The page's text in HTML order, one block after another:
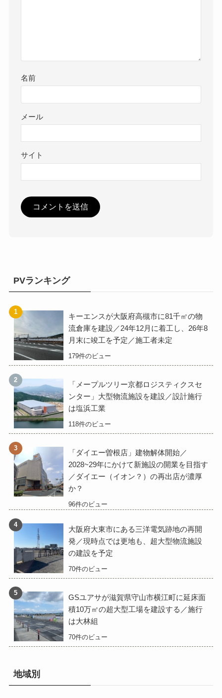
名前
メール
サイト
PVランキング
キーエンスが大阪府高槻市に81千㎡の物
流倉庫を建設／24年12月に着工し、26年8
月末に竣工を予定／施工者未定
179件のビュー
「メープルツリー京都ロジスティクスセ
ンター」大型物流施設を建設／設計施行
は塩浜工業
118件のビュー
「ダイエー曽根店」建物解体開始／
2028~29年にかけて新施設の開業を目指す
／ダイエー（イオン？）の再出店が濃厚
か？
96件のビュー
大阪府大東市にある三洋電気跡地の再開
発／現時点では更地も、超大型物流施設
の建設を予定
70件のビュー
GSユアサが滋賀県守山市横江町に延床面
積10万㎡の超大型工場を建設する／施行
は大林組
70件のビュー
地域別